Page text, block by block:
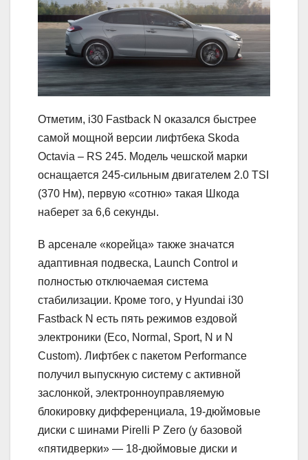
Отметим, i30 Fastback N оказался быстрее
самой мощной версии лифтбека Skoda
Octavia – RS 245. Модель чешской марки
оснащается 245-сильным двигателем 2.0 TSI
(370 Нм), первую «сотню» такая Шкода
наберет за 6,6 секунды.
В арсенале «корейца» также значатся
адаптивная подвеска, Launch Control и
полностью отключаемая система
стабилизации. Кроме того, у Hyundai i30
Fastback N есть пять режимов ездовой
электроники (Eco, Normal, Sport, N и N
Custom). Лифтбек с пакетом Performance
получил выпускную систему с активной
заслонкой, электронноуправляемую
блокировку дифференциала, 19-дюймовые
диски с шинами Pirelli P Zero (у базовой
«пятидверки» — 18-дюймовые диски и